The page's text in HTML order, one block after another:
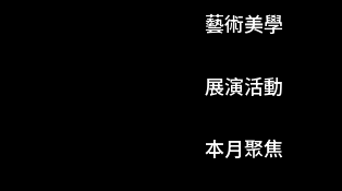
藝術美學
展演活動
本月聚焦